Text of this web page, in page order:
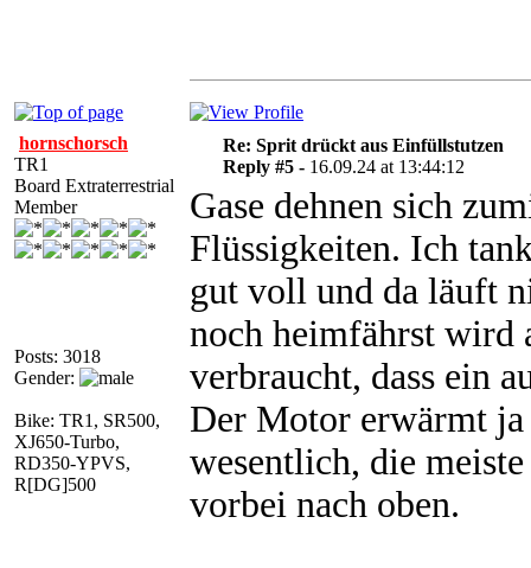
hornschorsch
TR1
Board Extraterrestrial
Member
Posts: 3018
Gender:
Bike: TR1, SR500,
XJ650-Turbo,
RD350-YPVS,
R[DG]500
Re: Sprit drückt aus Einfüllstutzen
Reply #5 - 16.09.24 at 13:44:12
Gase dehnen sich
Flüssigkeiten. Ich
gut voll und da läuft
noch heimfährst wird
verbraucht, dass ein
Der Motor erwärmt
wesentlich, die
vorbei nach oben.